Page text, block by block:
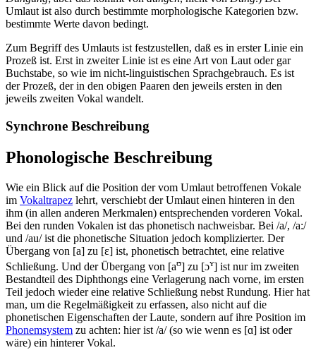
Umlaut ist also durch bestimmte morphologische Kategorien bzw.
bestimmte Werte davon bedingt.
Zum Begriff des Umlauts ist festzustellen, daß es in erster Linie ein
Prozeß ist. Erst in zweiter Linie ist es eine Art von Laut oder gar
Buchstabe, so wie im nicht-linguistischen Sprachgebrauch. Es ist
der Prozeß, der in den obigen Paaren den jeweils ersten in den
jeweils zweiten Vokal wandelt.
Synchrone Beschreibung
Phonologische Beschreibung
Wie ein Blick auf die Position der vom Umlaut betroffenen Vokale
im Vokaltrapez lehrt, verschiebt der Umlaut einen hinteren in den
ihm (in allen anderen Merkmalen) entsprechenden vorderen Vokal.
Bei den runden Vokalen ist das phonetisch nachweisbar. Bei /a/, /a:/
und /au/ ist die phonetische Situation jedoch komplizierter. Der
Übergang von [a] zu [ɛ] ist, phonetisch betrachtet, eine relative
Schließung. Und der Übergang von [aʊ] zu [ɔʏ] ist nur im zweiten
Bestandteil des Diphthongs eine Verlagerung nach vorne, im ersten
Teil jedoch wieder eine relative Schließung nebst Rundung. Hier hat
man, um die Regelmäßigkeit zu erfassen, also nicht auf die
phonetischen Eigenschaften der Laute, sondern auf ihre Position im
Phonemsystem zu achten: hier ist /a/ (so wie wenn es [ɑ] ist oder
wäre) ein hinterer Vokal.